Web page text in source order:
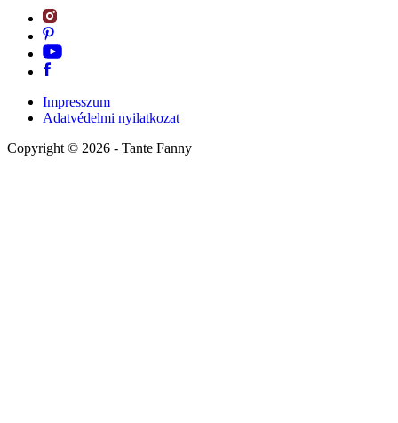
Impresszum
Adatvédelmi nyilatkozat
Copyright © 2026 - Tante Fanny